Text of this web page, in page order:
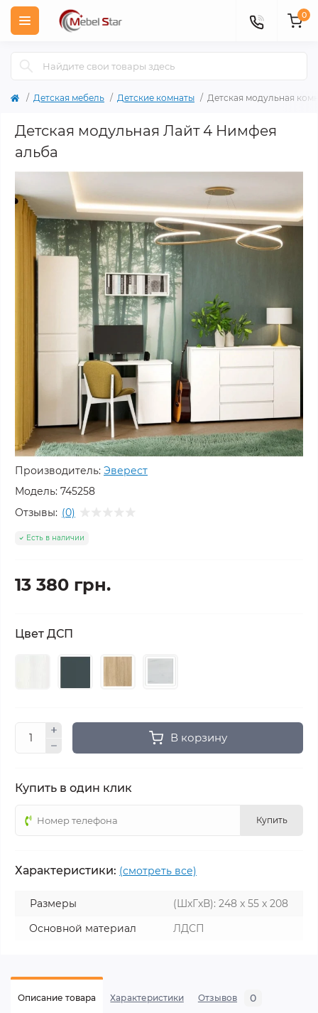
0
Детская мебель Детские комнаты Детская модульная
Детская модульная Лайт 4 Нимфея
альба
Производитель: Эверест
Модель: 745258
Отзывы: (0)
Есть в наличии
13 380 грн.
Цвет ДСП
В корзину
Купить в один клик
Купить
Характеристики: (смотреть все)
Размеры
(ШxГxВ): 248 x 55 x 208
Основной материал
ЛДСП
Описание товара Характеристики Отзывов 0